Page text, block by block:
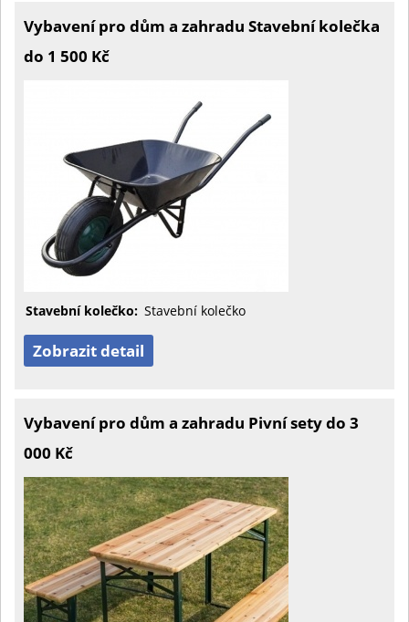
Vybavení pro dům a zahradu Stavební kolečka
do 1 500 Kč
Stavební kolečko: Stavební kolečko
Zobrazit detail
Vybavení pro dům a zahradu Pivní sety do 3
000 Kč